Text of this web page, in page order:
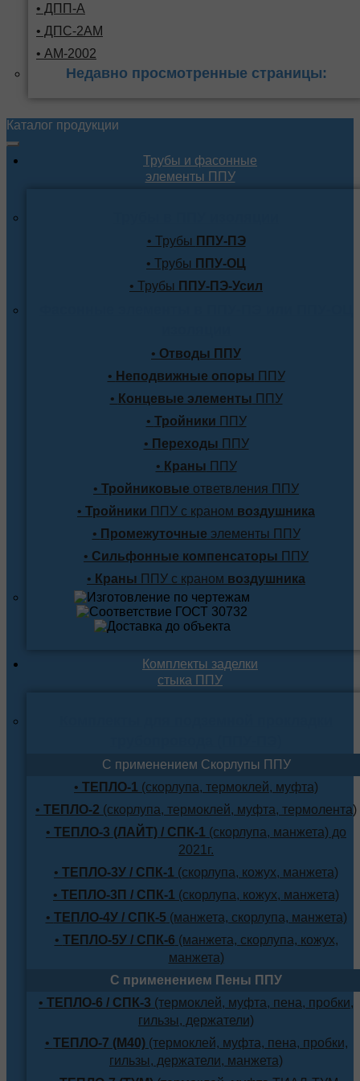
• ДПП-А
• ДПС-2АМ
• АМ-2002
Недавно просмотренные страницы:
Каталог продукции
Трубы и фасонные
элементы ППУ
• Трубы ППУ-ПЭ
• Трубы ППУ-ОЦ
• Трубы ППУ-ПЭ-Усил
• Отводы ППУ
• Неподвижные опоры ППУ
• Концевые элементы ППУ
• Тройники ППУ
• Переходы ППУ
• Краны ППУ
• Тройниковые ответвления ППУ
• Тройники ППУ с краном воздушника
• Промежуточные элементы ППУ
• Сильфонные компенсаторы ППУ
• Краны ППУ с краном воздушника
Комплекты заделки
стыка ППУ
С применением Скорлупы ППУ
• ТЕПЛО-1 (скорлупа, термоклей, муфта)
• ТЕПЛО-2 (скорлупа, термоклей, муфта, термолента)
• ТЕПЛО-3 (ЛАЙТ) / СПК-1 (скорлупа, манжета) до
2021г.
• ТЕПЛО-3У / СПК-1 (скорлупа, кожух, манжета)
• ТЕПЛО-3П / СПК-1 (скорлупа, кожух, манжета)
• ТЕПЛО-4У / СПК-5 (манжета, скорлупа, манжета)
• ТЕПЛО-5У / СПК-6 (манжета, скорлупа, кожух,
манжета)
С применением Пены ППУ
• ТЕПЛО-6 / СПК-3 (термоклей, муфта, пена, пробки,
гильзы, держатели)
• ТЕПЛО-7 (М40)(термоклей, муфта, пена, пробки,
гильзы, держатели, манжета)